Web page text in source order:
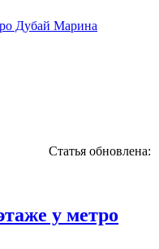
Статья обновлена:
у метро